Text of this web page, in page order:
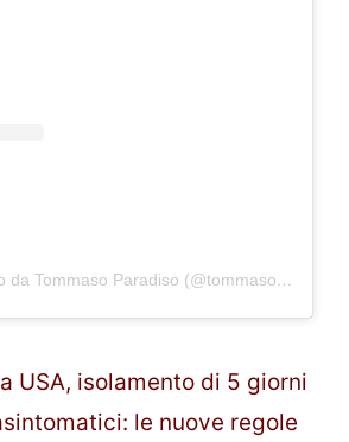
Un post condiviso da Tommaso Paradiso (@tommasoparadiso)
USA, isolamento di 5 giorni
le nuove regole